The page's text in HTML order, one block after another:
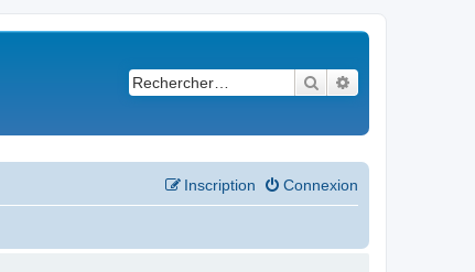
Rechercher
Connexion
Inscription